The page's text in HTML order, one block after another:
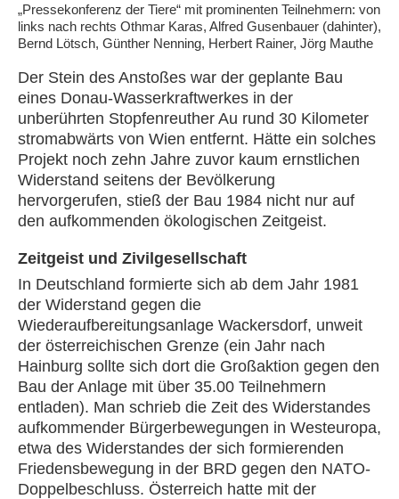
„Pressekonferenz der Tiere“ mit prominenten Teilnehmern: von
links nach rechts Othmar Karas, Alfred Gusenbauer (dahinter),
Bernd Lötsch, Günther Nenning, Herbert Rainer, Jörg Mauthe
Der Stein des Anstoßes war der geplante Bau
eines Donau-Wasserkraftwerkes in der
unberührten Stopfenreuther Au rund 30 Kilometer
stromabwärts von Wien entfernt. Hätte ein solches
Projekt noch zehn Jahre zuvor kaum ernstlichen
Widerstand seitens der Bevölkerung
hervorgerufen, stieß der Bau 1984 nicht nur auf
den aufkommenden ökologischen Zeitgeist.
Zeitgeist und Zivilgesellschaft
In Deutschland formierte sich ab dem Jahr 1981
der Widerstand gegen die
Wiederaufbereitungsanlage Wackersdorf, unweit
der österreichischen Grenze (ein Jahr nach
Hainburg sollte sich dort die Großaktion gegen den
Bau der Anlage mit über 35.00 Teilnehmern
entladen). Man schrieb die Zeit des Widerstandes
aufkommender Bürgerbewegungen in Westeuropa,
etwa des Widerstandes der sich formierenden
Friedensbewegung in der BRD gegen den NATO-
Doppelbeschluss. Österreich hatte mit der